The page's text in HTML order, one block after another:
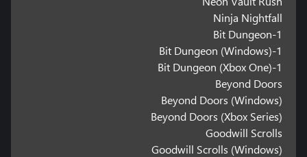
Ninja Nightfall
1-Bit Dungeon
1-Bit Dungeon (Windows)
1-Bit Dungeon (Xbox One)
Beyond Doors
Beyond Doors (Windows)
Beyond Doors (Xbox Series)
Goodwill Scrolls
Goodwill Scrolls (Windows)